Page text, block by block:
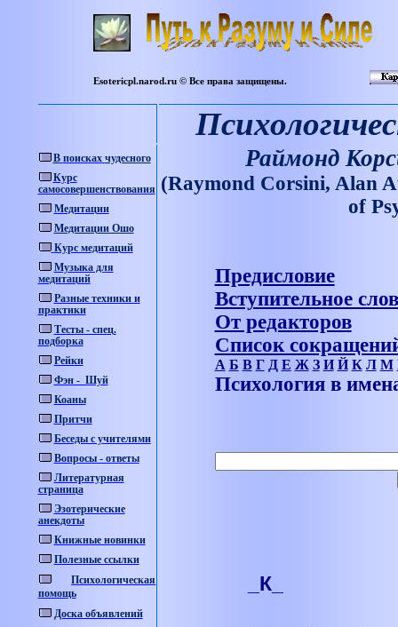
Esotericpl.narod.ru © Все права защищены.
В поисках чудесного
Курс
самосовершенствования
Медитации
Медитации Ошо
Курс медитаций
Музыка для
медитаций
Разные техники и
практики
Тесты - спец.
подборка
Рейки
Фэн - Шуй
Коаны
Притчи
Беседы с учителями
Вопросы - ответы
Литературная
страница
Эзотерические
анекдоты
Книжные новинки
Полезные ссылки
Психологическая
помощь
Доска объявлений
Раймонд
(Raymond Corsini, Alan
оf
Предисловие
Вступительное
От редакторов
Список
А Б В Г Д Е Ж З И Й К Л М
Психология в
_К_